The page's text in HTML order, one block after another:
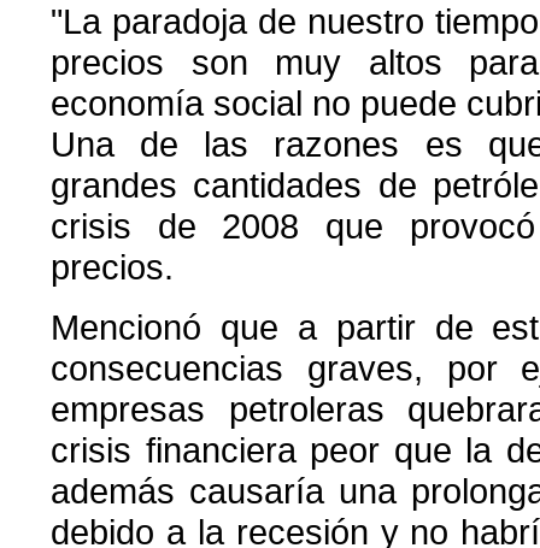
"La paradoja de nuestro
precios son muy altos
economía social no puede
Una de las razones es
grandes cantidades de
crisis de 2008 que
precios.
Mencionó que a partir de
consecuencias graves, por
empresas petroleras
crisis financiera peor que la
además causaría una
debido a la recesión y no